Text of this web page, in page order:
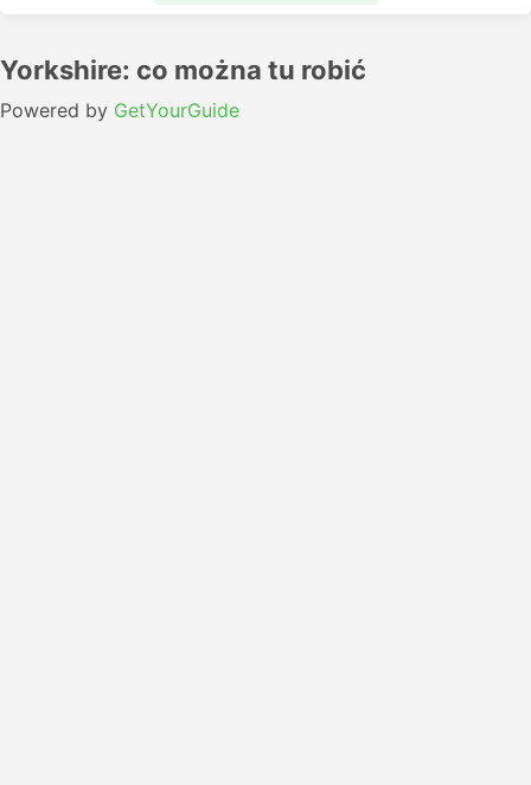
Yorkshire: co można tu robić
Powered by GetYourGuide